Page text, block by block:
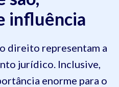
influência
direito representam a
jurídico. Inclusive,
enorme para o